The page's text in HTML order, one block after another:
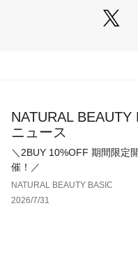
透け感・なし / 光沢・なし
NATURAL
ニュース
＼2BUY 10%OFF 期間限定開
催！／
NATURAL BEAUTY BASIC
2026/7/31